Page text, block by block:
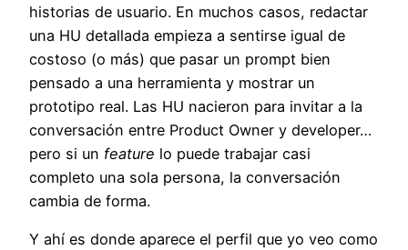
historias de usuario. En muchos casos, redactar
una HU detallada empieza a sentirse igual de
costoso (o más) que pasar un prompt bien
pensado a una herramienta y mostrar un
prototipo real. Las HU nacieron para invitar a la
conversación entre Product Owner y developer…
pero si un feature lo puede trabajar casi
completo una sola persona, la conversación
cambia de forma.
Y ahí es donde aparece el perfil que yo veo como